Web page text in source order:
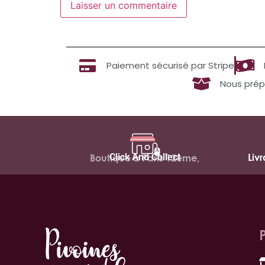
Paiement sécurisé par Stripe
Nous
Click And Collect
Boutique à Paris 12ème,